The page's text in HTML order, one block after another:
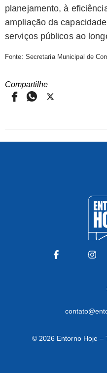
planejamento, à
ampliação da
serviços públicos ao
Fonte: Secretaria Municipal de
Compartilhe
© 2026 Entorno Hoje –